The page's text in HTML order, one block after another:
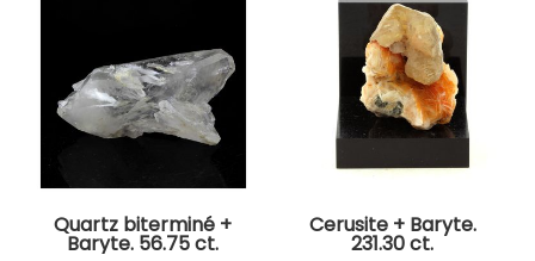
Quartz biterminé +
Baryte. 56.75 ct.
Cerusite + Baryte.
231.30 ct.